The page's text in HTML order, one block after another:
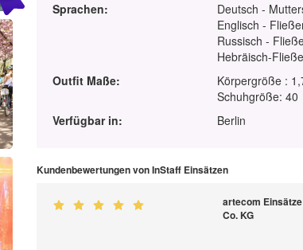
Sprachen:
Deutsch -
Englisch -
Russisch -
Hebräisch-
Outfit Maße:
Körpergröße :
Schuhgröße: 40
Verfügbar in:
Berlin
Kundenbewertungen von InStaff Einsätzen
artecom
Co. KG